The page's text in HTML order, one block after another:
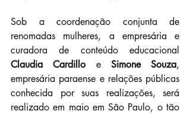
Sob a coordenação conjunta de
renomadas mulheres, a empresária e
Claudia Cardillo e Simone Souza,
empresária paraense e relações públicas
conhecida por suas realizações, será
realizado em maio em São Paulo, o tão